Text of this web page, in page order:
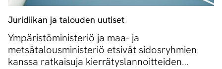
Juridiikan ja talouden uutiset
Ympäristöministeriö ja maa- ja
metsätalousministeriö etsivät sidosryhmien
kanssa ratkaisuja kierrätyslannoitteiden